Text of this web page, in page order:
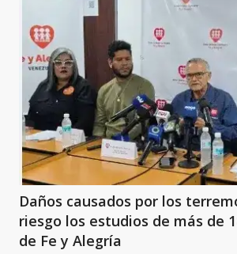
Daños causados por los
riesgo los estudios de más de
de Fe y Alegría